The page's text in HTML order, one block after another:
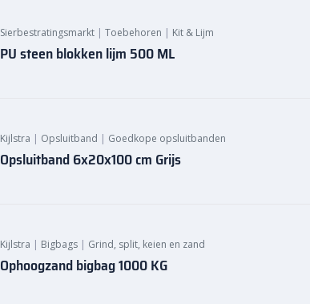
Sierbestratingsmarkt | Toebehoren | Kit & Lijm
PU steen blokken lijm 500 ML
Kijlstra | Opsluitband | Goedkope opsluitbanden
Opsluitband 6x20x100 cm Grijs
Kijlstra | Bigbags | Grind, split, keien en zand
Ophoogzand bigbag 1000 KG